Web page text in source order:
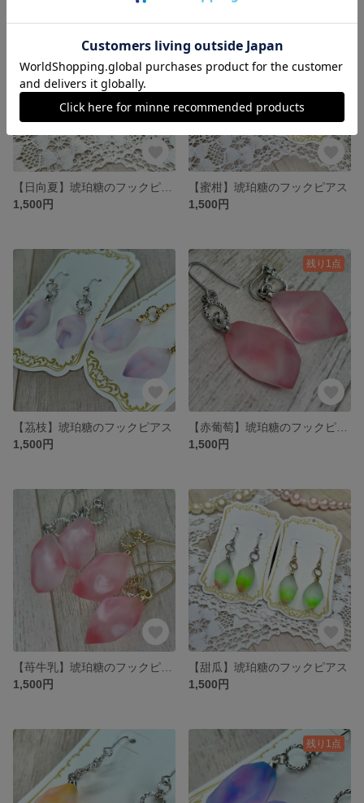
残り1点
1,500円
【蜜柑】琥珀糖のフックピアス
1,500円
【茘枝】琥珀糖のフックピアス
1,500円
残り1点
1,500円
1,500円
【甜瓜】琥珀糖のフックピアス
1,500円
残り1点